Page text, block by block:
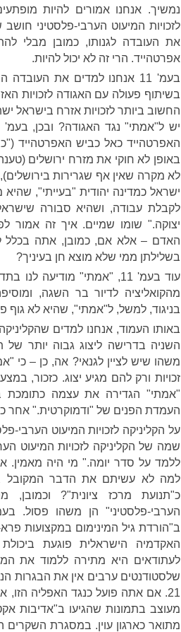
לזכויות המיעוט הערבי-פלסטיני
את העובדה לגנותו, כמובן מבלי
אפרטהייד. הרי זה לא יכול להיות.
בעמ' 11 אנחנו למדים את
בשיתוף פעולה עם האגודה לזכויות
החשוב ביותר לזכויות אזרח בישראל
באופן לא חוקי את מזרח ירושלים
לא מקרה שאין אף שגרירות
ישראל כמדינה יהודית "בעייתי",
לקבלת עבודה, ושהיא סבורה
יצוקה." שומו שמיים. איך זה אמור
האדם – אלא אם, כמובן, אתה בכלל
בשלילתן ממי שלא מוצא חן בעיניך?
עוד בעמ' 11, "אמתי" מודיעה
מהקואליציה לדיור בר השגה,
בניגוד, למשל, ל"אמתי", שהיא לא גוף
באותו העמוד, אנחנו למדים
השניה בדרישה ליצוג גבוה יותר
משהו שיש לציין לגנאי? אה, כן – כי
זכויות ורק להם מגיע יצוג. כזכור,
"אמתי" הגדירה את עצמה כתומכת
העמדת הפנים של "ודמוקרטית." אחר
שמה של הקליניקה לזכויות המיעוט
ללמד על סדר יומה." מי היה מאמין.
למה לא עשיתם את הדבר המקובל
כ"תנועת מרכז ציונית"? וכמובן,
ב"הורדת גיל המינימום במקצועות
האקדמיה הישראלית פוגעת
שלסטודנטים ערבים אין את הבגרות
21. אם אתה פועל כנגד האפליה
מתואר כארגון עוין. במסגרת